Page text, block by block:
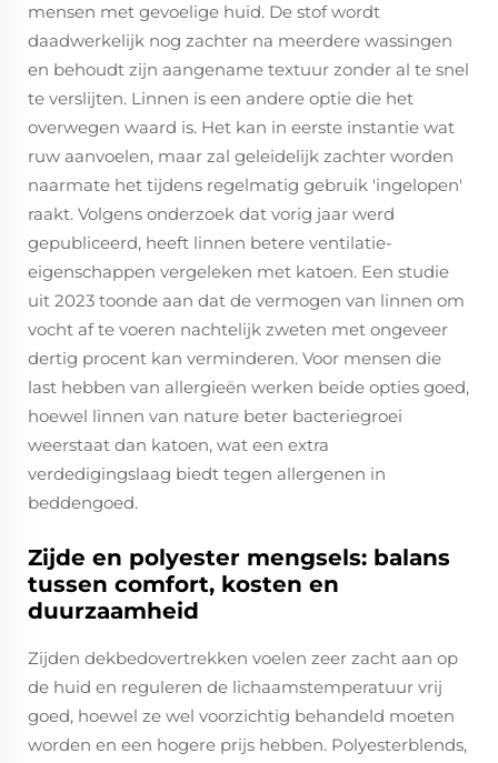
mensen met gevoelige huid. De stof wordt
daadwerkelijk nog zachter na meerdere wassingen
en behoudt zijn aangename textuur zonder al te snel
te verslijten. Linnen is een andere optie die het
overwegen waard is. Het kan in eerste instantie wat
ruw aanvoelen, maar zal geleidelijk zachter worden
naarmate het tijdens regelmatig gebruik 'ingelopen'
raakt. Volgens onderzoek dat vorig jaar werd
gepubliceerd, heeft linnen betere ventilatie-
eigenschappen vergeleken met katoen. Een studie
uit 2023 toonde aan dat de vermogen van linnen om
vocht af te voeren nachtelijk zweten met ongeveer
dertig procent kan verminderen. Voor mensen die
last hebben van allergieën werken beide opties goed,
hoewel linnen van nature beter bacteriegroei
weerstaat dan katoen, wat een extra
verdedigingslaag biedt tegen allergenen in
beddengoed.
Zijde en polyester mengsels: balans
tussen comfort, kosten en
duurzaamheid
Zijden dekbedovertrekken voelen zeer zacht aan op
de huid en reguleren de lichaamstemperatuur vrij
goed, hoewel ze wel voorzichtig behandeld moeten
worden en een hogere prijs hebben. Polyesterblends,